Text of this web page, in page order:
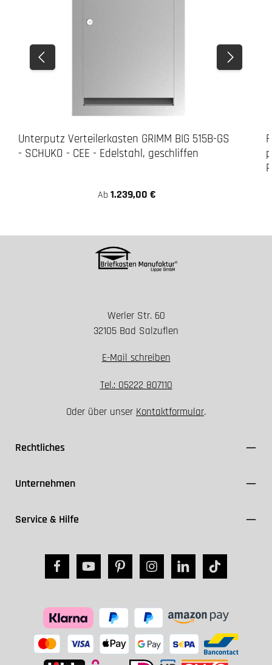
Unterputz Verteilerkasten GRIMM BIG 515B-GS
- SCHUKO - CEE - Edelstahl, geschliffen
Ab 1.239,00 €
Werler Str. 60
32105 Bad Salzuflen
E-Mail schreiben
Tel.: 05222 807110
Oder über unser Kontaktformular.
Rechtliches
Unternehmen
Service & Hilfe